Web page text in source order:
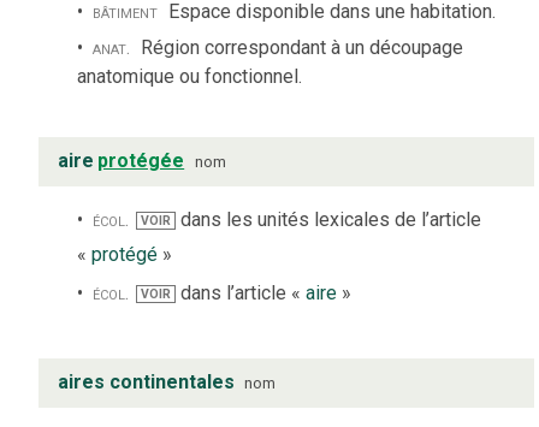
bâtiment Espace disponible dans une habitation.
anat. Région correspondant à un découpage
anatomique ou fonctionnel.
aire protégée nom
écol. VOIR dans les unités lexicales de l’article
« protégé »
écol.
VOIR dans l’article « aire»
aires continentales nom